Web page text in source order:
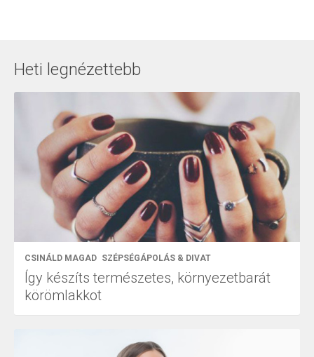
Heti legnézettebb
CSINÁLD MAGAD SZÉPSÉGÁPOLÁS & DIVAT
Így készíts természetes, környezetbarát
körömlakkot